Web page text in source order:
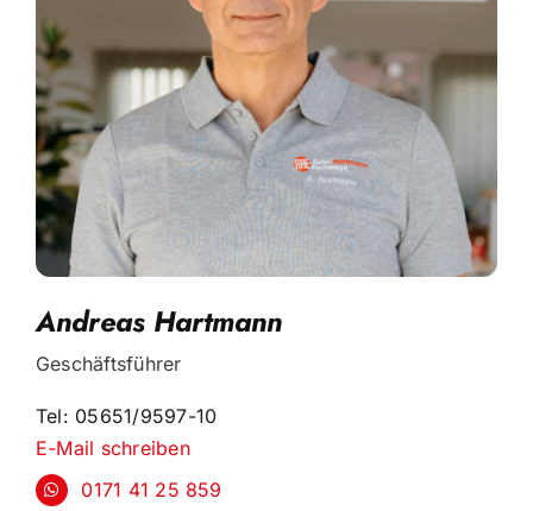
Andreas Hartmann
Geschäftsführer
Tel: 05651/9597-10
E-Mail schreiben
0171 41 25 859